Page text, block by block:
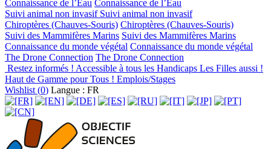
Connaissance de l’Eau Connaissance de l’Eau
Suivi animal non invasif Suivi animal non invasif
Chiroptères (Chauves-Souris) Chiroptères (Chauves-Souris)
Suivi des Mammifères Marins Suivi des Mammifères Marins
Connaissance du monde végétal Connaissance du monde végétal
The Drone Connection The Drone Connection
Restez informés ! Accessible à tous les Handicaps Les Filles aussi !
Haut de Gamme pour Tous ! Emplois/Stages
Wishlist (0) Langue : FR